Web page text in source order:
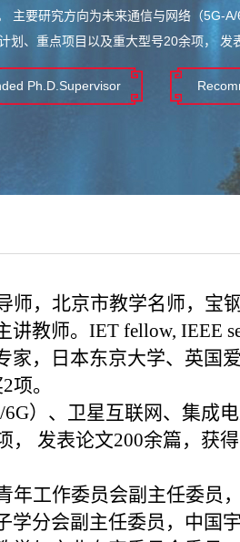
主要研究方向为未来通信与网络（5G-
划、重点项目以及重大型号20余项，
Ph.D.Supervisor
，北京市教学名师，宝
教师。IET fellow, IEEE
，
日本东京大学、英国
。
）、卫星互联网、集成
发表论文200余篇，获
年工作委员会副主任委
分会副主任委员，中国